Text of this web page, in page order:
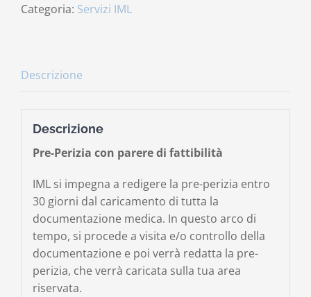
Categoria: Servizi IML
Descrizione
Descrizione
Pre-Perizia con parere di fattibilità
IML si impegna a redigere la pre-perizia entro
30 giorni dal caricamento di tutta la
documentazione medica. In questo arco di
tempo, si procede a visita e/o controllo della
documentazione e poi verrà redatta la pre-
perizia, che verrà caricata sulla tua area
riservata.